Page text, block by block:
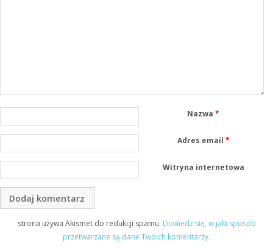
Nazwa*
Adres email *
Witryna internetowa
strona używa Akismet do redukcji spamu. Dowiedz się, w jaki sposób
przetwarzane są dane Twoich komentarzy.